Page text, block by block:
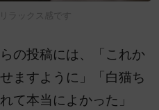
ラックス感です
の投稿には、「これか
ますように」「白猫ち
て本当によかった」